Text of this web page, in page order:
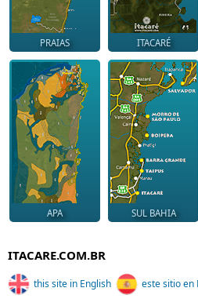
PRAIAS ITACARÉ
APA SUL BAHIA
ITACARE.COM.BR
this site in English este sitio en